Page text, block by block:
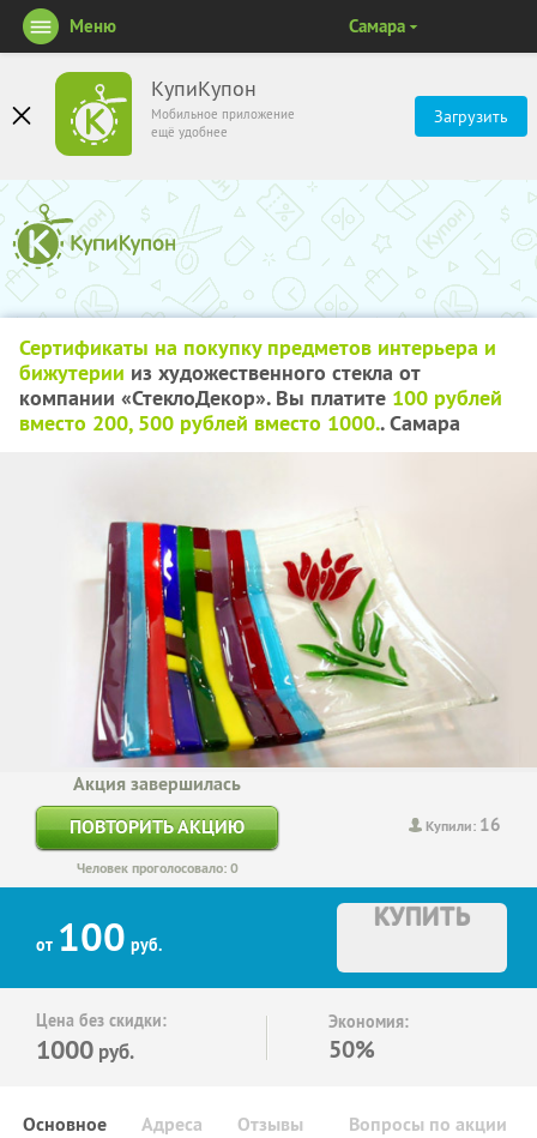
КупиКупон
Мобильное приложение
ещё удобнее
Загрузить
Меню Самара
Сертификаты на покупку предметов интерьера и
бижутерии из художественного стекла от
компании «СтеклоДекор». Вы платите 100 рублей
вместо 200, 500 рублей вместо 1000.. Самара
Купили: 16
Акция завершилась
ПОВТОРИТЬ АКЦИЮ
Человек проголосовало: 0
от 100 руб.
КУПИТЬ
Цена без скидки:
1000 руб.
Экономия:
50%
Основное Отзывы Вопросы по акции
Адреса